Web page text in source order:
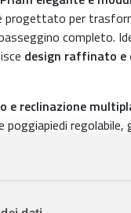
progettato per
completo.
design raffinato
e reclinazione
poggiapiedi regolabile,
ogni fase della
e momenti di relax